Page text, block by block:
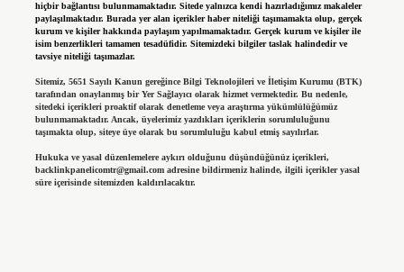
hiçbir bağlantısı bulunmamaktadır. Sitede yalnızca kendi hazırladığımız makaleler
paylaşılmaktadır. Burada yer alan içerikler haber niteliği taşımamakta olup, gerçek
kurum ve kişiler hakkında paylaşım yapılmamaktadır. Gerçek kurum ve kişiler ile
isim benzerlikleri tamamen tesadüfidir. Sitemizdeki bilgiler taslak halindedir ve
tavsiye niteliği taşımazlar.
Sitemiz, 5651 Sayılı Kanun gereğince Bilgi Teknolojileri ve İletişim Kurumu (BTK)
tarafından onaylanmış bir Yer Sağlayıcı olarak hizmet vermektedir. Bu nedenle,
sitedeki içerikleri proaktif olarak denetleme veya araştırma yükümlülüğümüz
bulunmamaktadır. Ancak, üyelerimiz yazdıkları içeriklerin sorumluluğunu
taşımakta olup, siteye üye olarak bu sorumluluğu kabul etmiş sayılırlar.
Hukuka ve yasal düzenlemelere aykırı olduğunu düşündüğünüz içerikleri,
backlinkpanelicomtr@gmail.comadresine bildirmeniz halinde, ilgili içerikler yasal
süre içerisinde sitemizden kaldırılacaktır.